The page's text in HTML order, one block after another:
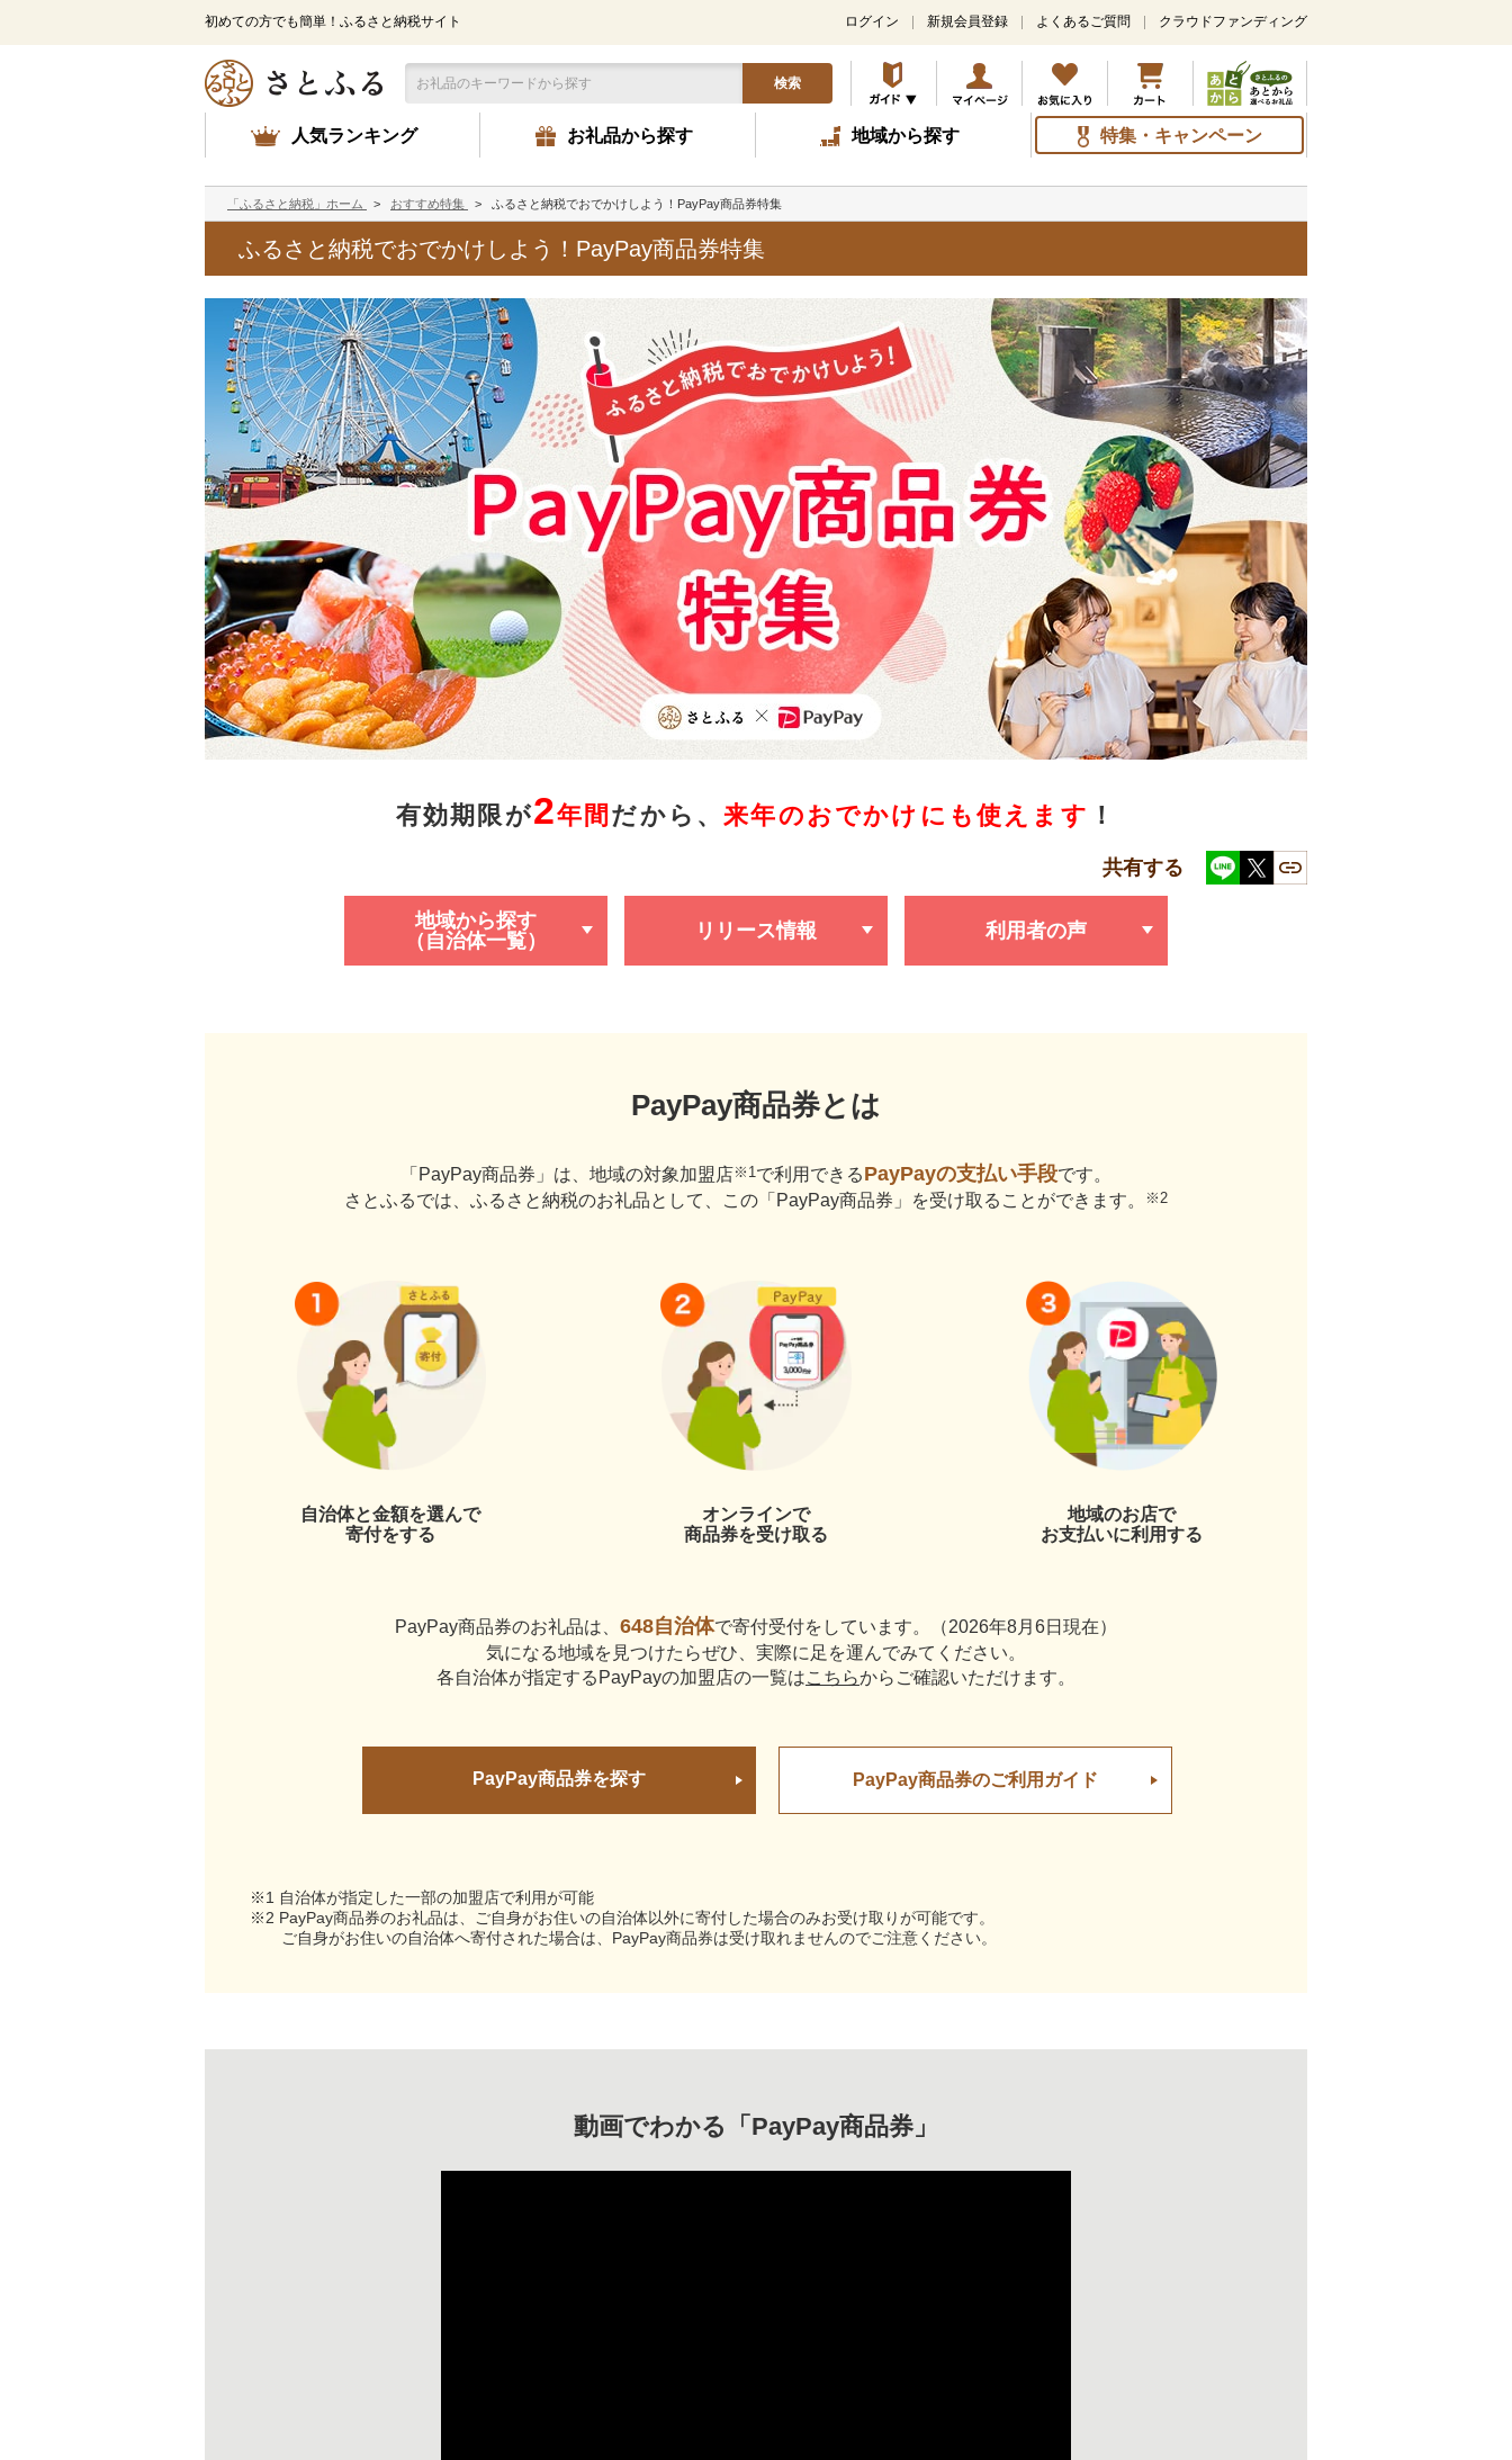
初めての方でも簡単！ふるさと納税サイト ログイン 新規会員登録 よくあるご質問 クラウドファンディング
検索
人気ランキング お礼品から探す 地域から探す 特集・キャンペーン
「ふるさと納税」ホーム > おすすめ特集 > ふるさと納税でおでかけしよう！PayPay商品券特集
ふるさと納税でおでかけしよう！PayPay商品券特集
有効期限が2年間 だから、来年のおでかけにも使えます ！
共有する
地域から探す
（自治体一覧）
リリース情報 利用者の声
PayPay商品券とは
「PayPay商品券」は、地域の対象加盟店※1 で利用できるPayPayの支払い手段です。
さとふるでは、ふるさと納税のお礼品として、この「PayPay商品券」を受け取ることができます。
※2
自治体と金額を選んで
寄付をする
オンラインで
商品券を受け取る
地域のお店で
お支払いに利用する
PayPay商品券のお礼品は、 648自治体で寄付受付をしています。（2026年8月6日 現在）
気になる地域を見つけたらぜひ、実際に足を運んでみてください。
各自治体が指定するPayPayの加盟店の一覧はこちらからご確認いただけます。
PayPay商品券を探す PayPay商品券のご利用ガイド
※1 自治体が指定した一部の加盟店で利用が可能
※2 PayPay商品券のお礼品は、ご自身がお住いの自治体以外に寄付した場合のみお受け取りが可能です。
ご自身がお住いの自治体へ寄付された場合は、PayPay商品券は受け取れませんのでご注意ください。
動画でわかる「PayPay商品券」